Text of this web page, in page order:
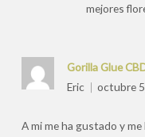
mejores
Gorilla Glue
Eric
octubre
A mi me ha gustado y